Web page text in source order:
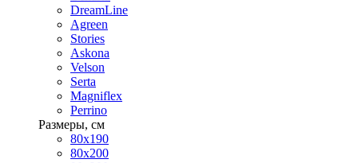
DreamLine
Agreen
Stories
Askona
Velson
Serta
Magniflex
Perrino
Размеры, см
80х190
80х200